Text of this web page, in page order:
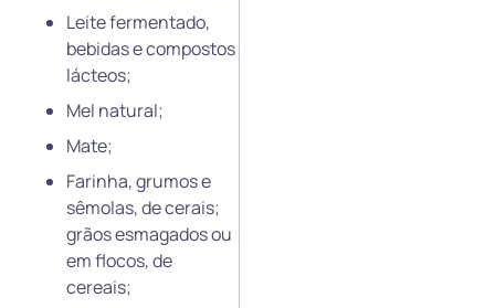
⁠Leite fermentado,
bebidas e compostos
lácteos;
⁠Mel natural;
⁠Mate;
⁠Farinha, grumos e
sêmolas, de cerais;
grãos esmagados ou
em flocos, de
cereais;